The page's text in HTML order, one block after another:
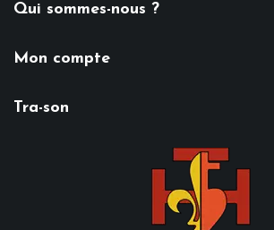
Qui sommes-nous ?
Mon compte
Tra-son